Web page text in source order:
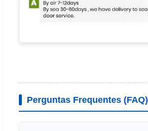
Perguntas Frequentes (FAQ)